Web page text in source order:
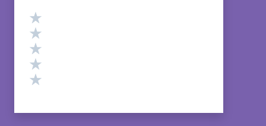
Valutazione